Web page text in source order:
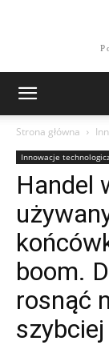
Strona główna
Innowacje
Handel
boom.
rosnąć